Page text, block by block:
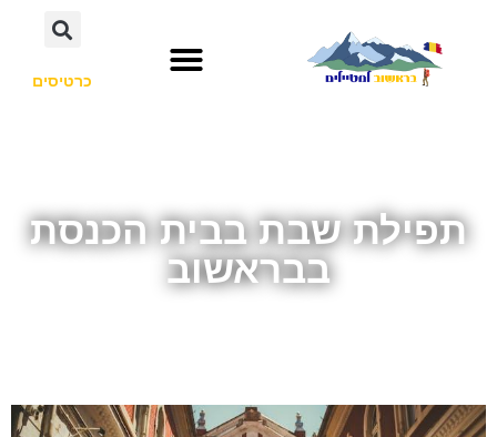
כרטיסים
תפילת שבת בבית הכנסת
בבראשוב